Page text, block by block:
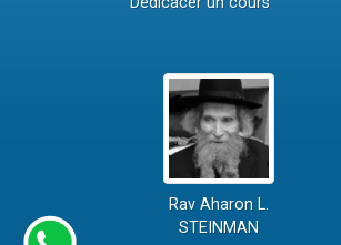
Rav Aharon L.
STEINMAN